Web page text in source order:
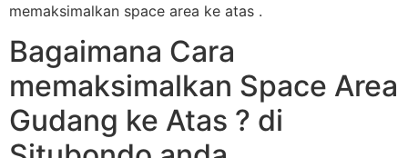
memaksimalkan space area ke atas .
Bagaimana Cara
memaksimalkan Space Area
Gudang ke Atas ? di